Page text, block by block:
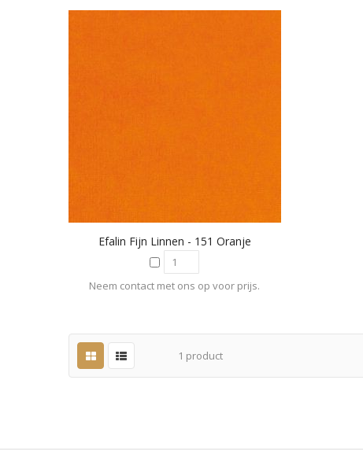
Efalin Fijn Linnen - 151 Oranje
Neem contact met ons op voor prijs.
1 product